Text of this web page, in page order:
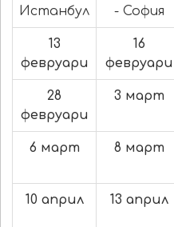
Истанбул
- София
13
февруари
16
февруари
28
февруари
3 март
6 март 8 март
10 април 13 април